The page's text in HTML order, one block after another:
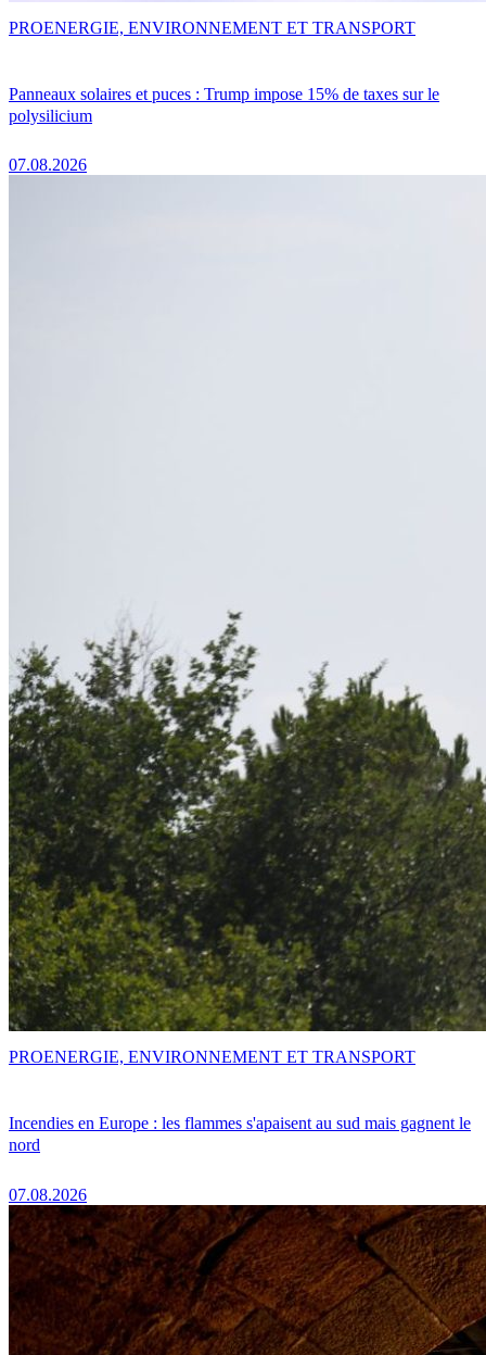
Panneaux solaires et puces : Trump impose 15% de taxes sur le
polysilicium
07.08.2026
PROENERGIE, ENVIRONNEMENT ET TRANSPORT
Incendies en Europe : les flammes s'apaisent au sud mais gagnent le
nord
07.08.2026
PROENERGIE, ENVIRONNEMENT ET TRANSPORT